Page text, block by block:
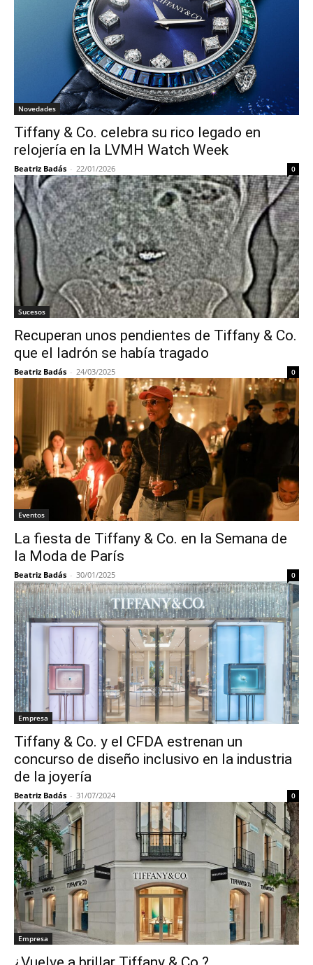
Novedades
Tiffany & Co. celebra su rico legado en
relojería en la LVMH Watch Week
Beatriz Badás - 22/01/2026 0
Sucesos
Recuperan unos pendientes de Tiffany & Co.
que el ladrón se había tragado
Beatriz Badás - 24/03/2025 0
Eventos
La fiesta de Tiffany & Co. en la Semana de
la Moda de París
Beatriz Badás - 30/01/2025 0
Empresa
Tiffany & Co. y el CFDA estrenan un
concurso de diseño inclusivo en la industria
de la joyería
Beatriz Badás - 31/07/2024 0
Empresa